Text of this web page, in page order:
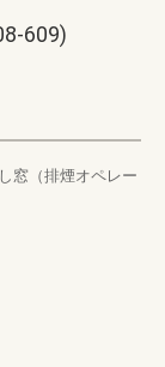
609)
窓（排煙オペレー